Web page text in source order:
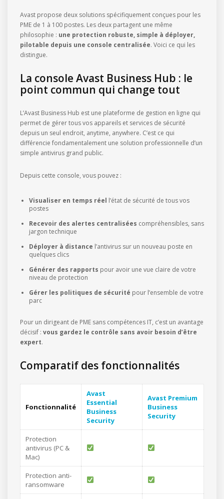
Avast propose deux solutions spécifiquement conçues pour les
PME de 1 à 100 postes. Les deux partagent une même
philosophie : une protection robuste, simple à déployer,
pilotable depuis une console centralisée. Voici ce qui les
distingue.
La console Avast Business Hub : le
point commun qui change tout
L’Avast Business Hub est une plateforme de gestion en ligne qui
permet de gérer tous vos appareils et services de sécurité
depuis un seul endroit, anytime, anywhere. C’est ce qui
différencie fondamentalement une solution professionnelle d’un
simple antivirus grand public.
Depuis cette console, vous pouvez :
Visualiser en temps réel l’état de sécurité de tous vos
postes
Recevoir des alertes centralisées compréhensibles, sans
jargon technique
Déployer à distance l’antivirus sur un nouveau poste en
quelques clics
Générer des rapports pour avoir une vue claire de votre
niveau de protection
Gérer les politiques de sécurité pour l’ensemble de votre
parc
Pour un dirigeant de PME sans compétences IT, c’est un avantage
décisif : vous gardez le contrôle sans avoir besoin d’être
expert.
Comparatif des fonctionnalités
Fonctionnalité
Avast
Essential
Business
Security
Avast Premium
Business
Security
Protection
antivirus (PC &
Mac)
Protection anti-
ransomware